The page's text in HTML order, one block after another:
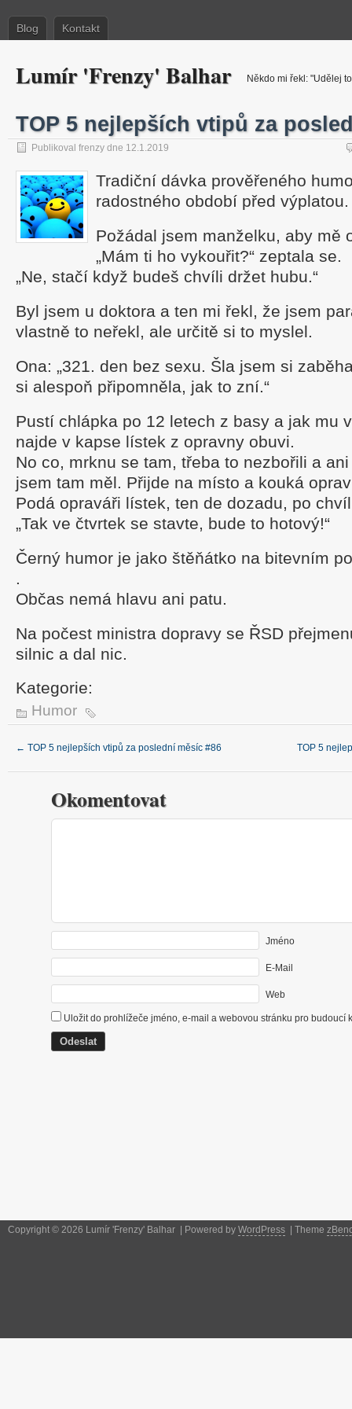
Blog Kontakt
Lumír 'Frenzy' Balhar Někdo mi řekl: "Udělej
TOP 5 nejlepších vtipů za
Publikoval frenzy dne 12.1.2019
Tradiční dávka prověřeného
radostného období před výplatou.
Požádal jsem manželku, aby mě
„Mám ti ho vykouřit?“ zeptala se.
„Ne, stačí když budeš chvíli držet hubu.“
Byl jsem u doktora a ten mi řekl, že jsem
vlastně to neřekl, ale určitě si to myslel.
Ona: „321. den bez sexu. Šla jsem si
si alespoň připomněla, jak to zní.“
Pustí chlápka po 12 letech z basy a jak mu
najde v kapse lístek z opravny obuvi.
No co, mrknu se tam, třeba to nezbořili a
jsem tam měl. Přijde na místo a kouká
Podá opraváři lístek, ten de dozadu, po
„Tak ve čtvrtek se stavte, bude to hotový!“
Černý humor je jako štěňátko na bitevním
.
Občas nemá hlavu ani patu.
Na počest ministra dopravy se ŘSD
silnic a dal nic.
Kategorie:
Humor
← TOP 5 nejlepších vtipů za poslední měsíc #86 TOP 5
Okomentovat
Jméno
E-Mail
Web
Uložit do prohlížeče jméno, e-mail a webovou stránku pro budoucí
Copyright © 2026 Lumír 'Frenzy' Balhar | Powered by WordPress | Theme